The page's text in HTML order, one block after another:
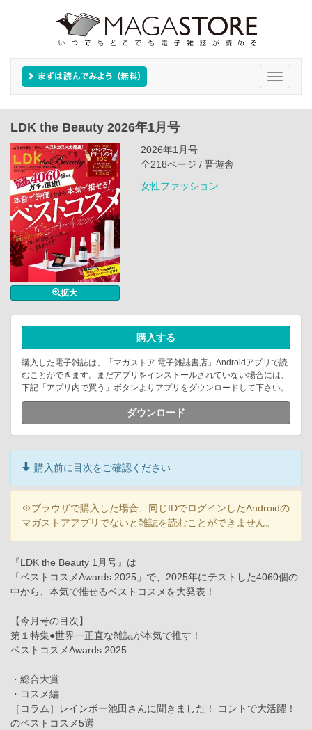
Toggle
LDK the Beauty 2026年1月号
拡大
2026年1月号
全218ページ / 晋遊舎
女性ファッション
購入する
購入した電子雑誌は、「マガストア 電子雑誌書店」Androidアプリで読
むことができます。まだアプリをインストールされていない場合には、
下記「アプリ内で買う」ボタンよりアプリをダウンロードして下さい。
ダウンロード
購入前に目次をご確認ください
※ブラウザで購入した場合、同じIDでログインしたAndroidの
マガストアアプリでないと雑誌を読むことができません。
『LDK the Beauty 1月号』は
「ベストコスメAwards 2025」で、2025年にテストした4060個の
中から、本気で推せるベストコスメを大発表！
【今月号の目次】
第１特集●世界一正直な雑誌が本気で推す！
ベストコスメAwards 2025
・総合大賞
・コスメ編
［コラム］レインボー池田さんに聞きました！ コントで大活躍！
のベストコスメ5選